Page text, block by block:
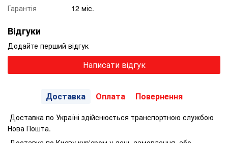
Гарантія
12 міс.
Відгуки
Додайте перший відгук
Написати відгук
Доставка Оплата Повернення
Доставка по Україні здійснюється транспортною службою
Нова Пошта.